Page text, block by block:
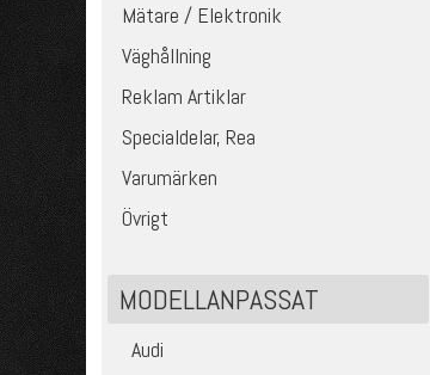
Mätare / Elektronik
Väghållning
Reklam Artiklar
Specialdelar, Rea
Varumärken
Övrigt
MODELLANPASSAT
Audi